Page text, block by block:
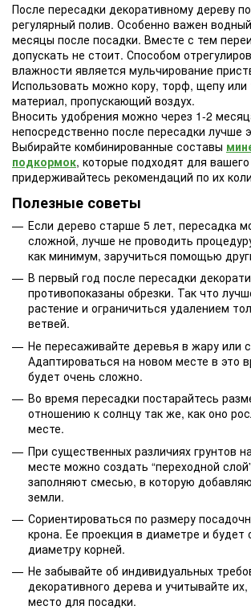
После пересадки декоративному дереву
регулярный полив. Особенно важен
месяцы после посадки. Вместе с тем
допускать не стоит. Способом
влажности является мульчирование
Использовать можно кору, торф, щепу или
материал, пропускающий воздух.
Вносить удобрения можно через 1-2
непосредственно после пересадки лучше
Выбирайте комбинированные составы
подкормок, которые подходят для
придерживайтесь рекомендаций по их
Полезные советы
Если дерево старше 5 лет, пересадка
сложной, лучше не проводить
как минимум, заручиться помощью
В первый год после пересадки
противопоказаны обрезки. Так что
растение и ограничиться удалением
ветвей.
Не пересаживайте деревья в жару или
Адаптироваться на новом месте в это
будет очень сложно.
Во время пересадки постарайтесь
отношению к солнцу так же, как оно
месте.
При существенных различиях грунтов
месте можно создать “переходной
заполняют смесью, в которую
земли.
Сориентироваться по размеру
крона. Ее проекция в диаметре и будет
диаметру корней.
Не забывайте об индивидуальных
декоративного дерева и учитывайте
место для посадки.